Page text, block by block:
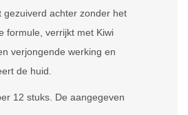
gezuiverd achter zonder het
formule, verrijkt met Kiwi
verjongende werking en
de huid.
12 stuks. De aangegeven